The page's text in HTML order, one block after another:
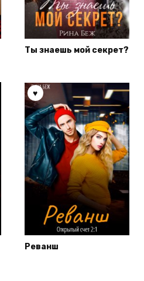
Ты знаешь мой секрет?
Реванш